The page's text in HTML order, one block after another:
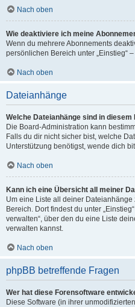
Nach oben
Wie deaktiviere ich meine
Wenn du mehrere Abonnements
persönlichen Bereich unter „Einstieg“
Nach oben
Dateianhänge
Welche Dateianhänge sind in diesem
Die Board-Administration kann
Falls du dir nicht sicher bist, welche
Unterstützung benötigst, wende dich
Nach oben
Kann ich eine Übersicht all meiner
Um eine Liste all deiner
Bereich. Dort findest du unter
verwalten“, über den du eine Liste
verwalten kannst.
Nach oben
phpBB betreffende Fragen
Wer hat diese Forensoftware
Diese Software (in ihrer